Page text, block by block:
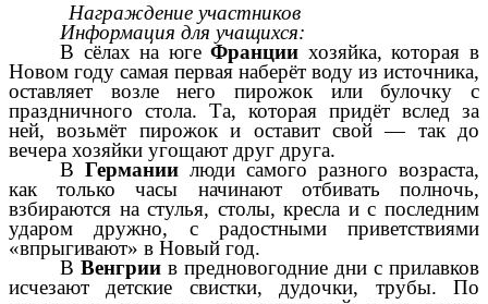
Награждение участников
Информация для учащихся:
В сёлах на югеФранции хозяйка, которая в
Новом году самая первая наберёт воду из источника,
оставляет возле него пирожок или булочку с
праздничного стола. Та, которая придёт вслед за
ней, возьмёт пирожок и оставит свой — так до
вечера хозяйки угощают друг друга.
ВГермании люди самого разного возраста,
как только часы начинают отбивать полночь,
взбираются на стулья, столы, кресла и с последним
ударом дружно, с радостными приветствиями
«впрыгивают» в Новый год.
ВВенгрии в предновогодние дни с прилавков
исчезают детские свистки, дудочки, трубы. По